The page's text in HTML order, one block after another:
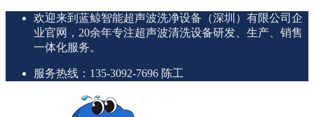
欢迎来到蓝鲸智能超声波洗净设备（深圳）有限公司企
业官网，20余年专注超声波清洗设备研发、生产、销售
一体化服务。
服务热线：135-3092-7696 陈工